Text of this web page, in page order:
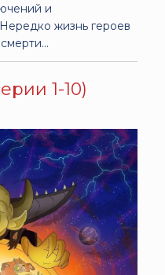
и
жизнь героев
1-10)